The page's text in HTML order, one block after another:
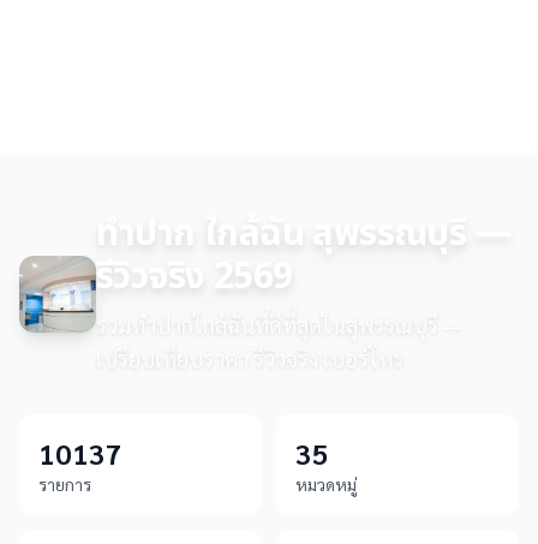
ทำปาก ใกล้ฉัน สุพรรณบุรี —
รีวิวจริง 2569
รวมทำปากใกล้ฉันที่ดีที่สุดในสุพรรณบุรี —
เปรียบเทียบราคา รีวิวจริง เบอร์โทร
10137
รายการ
35
หมวดหมู่